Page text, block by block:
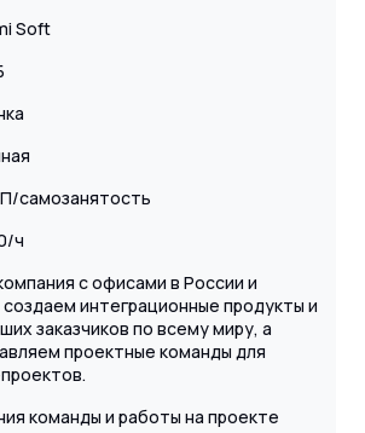
Soft
самозанятость
ч
с офисами в России и
интеграционные продукты и
заказчиков по всему миру, а
проектные команды для
команды и работы на проекте